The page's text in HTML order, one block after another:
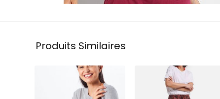
Produits Similaires